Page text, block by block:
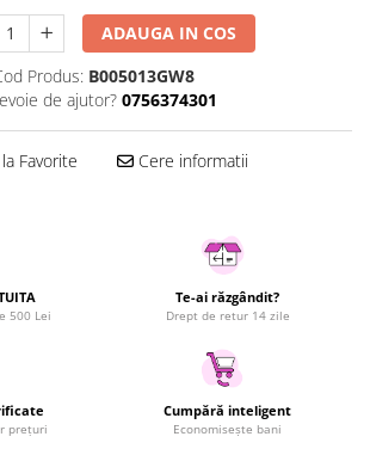
tehnice
de constructii
accesorii
spalat
ADAUGA IN COS
Produs: B005013GW8
de ajutor? 0756374301
Favorite Cere informatii
500 Lei
Te-ai răzgândit?
Drept de retur 14 zile
prețuri
Cumpără inteligent
Economisește bani